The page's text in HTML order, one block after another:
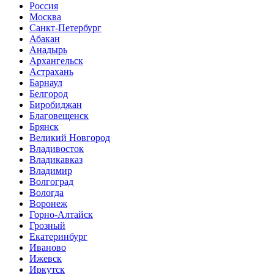
Россия
Москва
Санкт-Петербург
Абакан
Анадырь
Архангельск
Астрахань
Барнаул
Белгород
Биробиджан
Благовещенск
Брянск
Великий Новгород
Владивосток
Владикавказ
Владимир
Волгоград
Вологда
Воронеж
Горно-Алтайск
Грозный
Екатеринбург
Иваново
Ижевск
Иркутск